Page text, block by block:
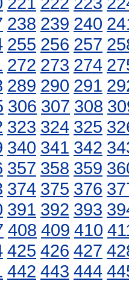
238 239 240
255 256 257
272 273 274
289 290 291
306 307 308
323 324 325
340 341 342
357 358 359
374 375 376
391 392 393
408 409 410
425 426 427
442 443 444